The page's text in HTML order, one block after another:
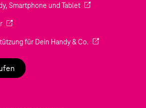
Smartphone und Tablet(Wird in einem
(Wird in einem neuen Tab geöffnet)
für Dein Handy & Co. (Wird in einem